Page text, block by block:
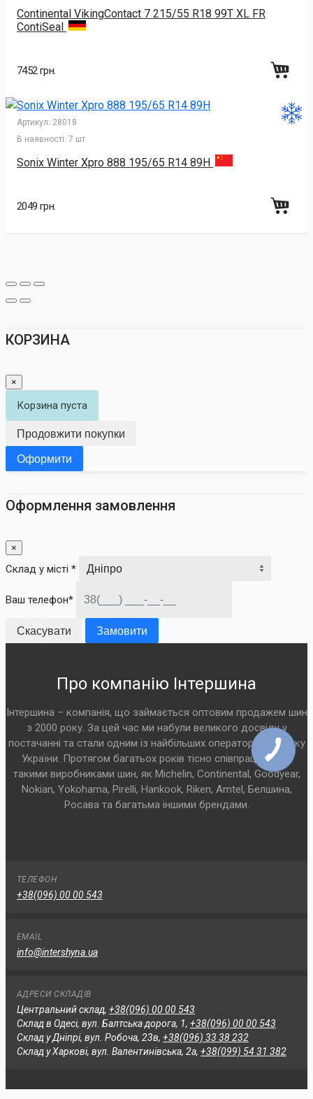
Continental VikingContact 7 215/55 R18 99T XL FR
ContiSeal
7452 грн.
Артикул: 28018
В наявності: 7 шт
Sonix Winter Xpro 888 195/65 R14 89H
2049 грн.
КОРЗИНА
×
Корзина пуста
Продовжити покупки
Оформити
Оформлення замовлення
×
Склад у місті *
Ваш телефон*
Скасувати Замовити
Про компанію Інтершина
Інтершина – компанія, що займається оптовим продажем шин
з 2000 року. За цей час ми набули великого досвіду у
постачанні та стали одним із найбільших операторів на ринку
України. Протягом багатьох років тісно співпрацюємо з
такими виробниками шин, як Michelin, Continental, Goodyear,
Nokian, Yokohama, Pirelli, Hankook, Riken, Amtel, Белшина,
Росава та багатьма іншими брендами.
ТЕЛЕФОН
+38(096) 00 00 543
EMAIL
info@intershyna.ua
АДРЕСИ СКЛАДІВ
Центральний склад, +38(096) 00 00 543
Склад в Одесі, вул. Балтська дорога, 1, +38(096) 00 00 543
Склад у Дніпрі, вул. Робоча, 23в, +38(096) 33 38 232
Склад у Харкові, вул. Валентинівська, 2а, +38(099) 54 31 382